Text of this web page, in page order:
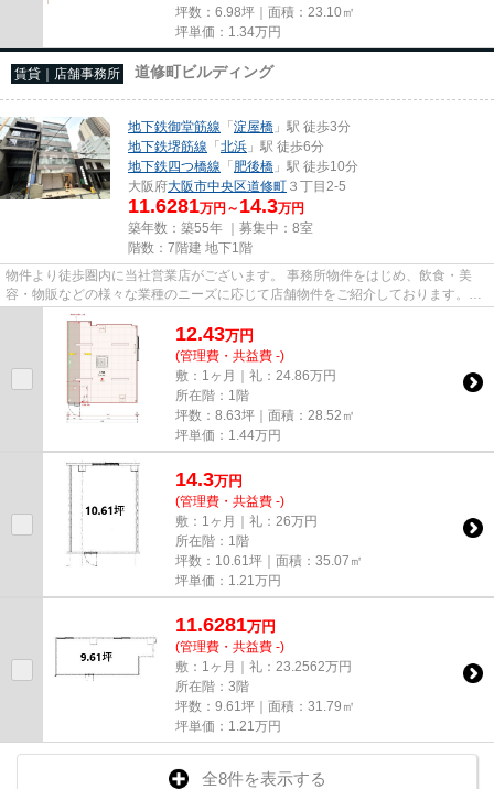
坪数：6.98坪｜面積：23.10㎡
坪単価： 1.34万円
賃貸｜店舗事務所 道修町ビルディング
地下鉄御堂筋線 「淀屋橋 」駅 徒歩3分
地下鉄堺筋線 「北浜 」駅 徒歩6分
地下鉄四つ橋線 「肥後橋 」駅 徒歩10分
大阪府大阪市中央区道修町 ３丁目2-5
11.6281万円～ 14.3万円
築年数：築55年 ｜募集中： 8室
階数：7階建 地下1階
物件より徒歩圏内に当社営業店がございます。 事務所物件をはじめ、飲食・美
容・物販などの様々な業種のニーズに応じて店舗物件をご紹介しております。
尚、弊社ではおとり広告は一切...
12.43万円
(管理費・共益費 -)
敷：1ヶ月｜礼：24.86万円
所在階：1階
坪数：8.63坪｜面積：28.52㎡
坪単価： 1.44万円
14.3万円
(管理費・共益費 -)
敷：1ヶ月｜礼：26万円
所在階：1階
坪数：10.61坪｜面積：35.07㎡
坪単価： 1.21 万円
11.6281万円
(管理費・共益費 -)
敷：1ヶ月｜礼：23.2562万円
所在階：3階
坪数：9.61坪｜面積：31.79㎡
坪単価： 1.21 万円
全8件を表示する